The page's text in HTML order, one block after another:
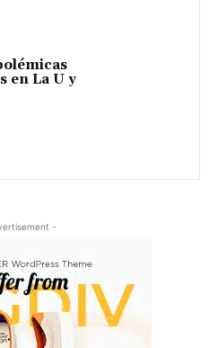
en La U y
-